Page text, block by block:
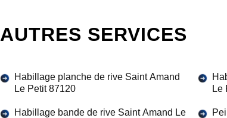
AUTRES SERVICES
Habillage planche de rive Saint Amand
Le Petit 87120
Habillage bande de rive Saint Amand Le
Le